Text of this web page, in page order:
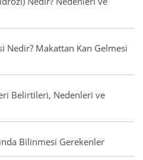
Nedir? Makattan Kan Gelmesi
Belirtileri, Nedenleri ve
Bilinmesi Gerekenler